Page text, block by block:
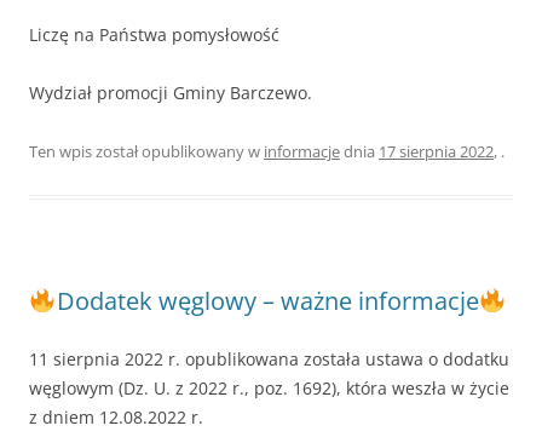
Liczę na Państwa pomysłowość
Wydział promocji Gminy Barczewo.
Ten wpis został opublikowany w informacjednia 17 sierpnia 2022, .
Dodatek węglowy – ważne informacje
11 sierpnia 2022 r. opublikowana została ustawa o dodatku
węglowym (Dz. U. z 2022 r., poz. 1692), która weszła w życie
z dniem 12.08.2022 r.